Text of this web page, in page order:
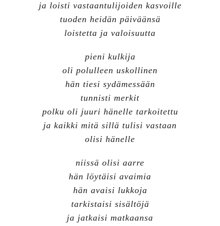
ja loisti vastaantulijoiden kasvoille
tuoden heidän päiväänsä
loistetta ja valoisuutta
pieni kulkija
oli polulleen uskollinen
hän tiesi sydämessään
tunnisti merkit
polku oli juuri hänelle tarkoitettu
ja kaikki mitä sillä tulisi vastaan
olisi hänelle
niissä olisi aarre
hän löytäisi avaimia
hän avaisi lukkoja
tarkistaisi sisältöjä
ja jatkaisi matkaansa